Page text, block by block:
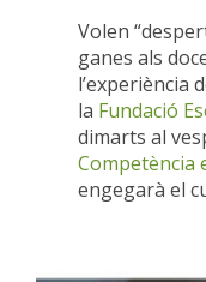
Volen
ganes als
l’experiència
la Fundació
dimarts al
Competència
engegarà el